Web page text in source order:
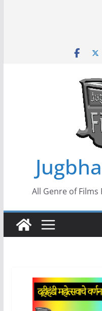
All Genre of